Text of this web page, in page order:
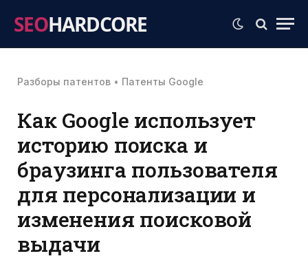
SEOHARDCORE
Разборы патентов • Патенты Google
Как Google использует
историю поиска и
браузинга пользователя
для персонализации и
изменения поисковой
выдачи